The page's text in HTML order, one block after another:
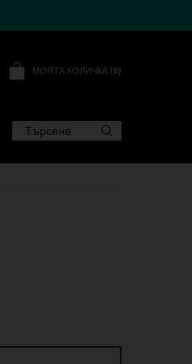
МОЯТА КОЛИЧКА 0
0 ПРОДУКТ
Търсене